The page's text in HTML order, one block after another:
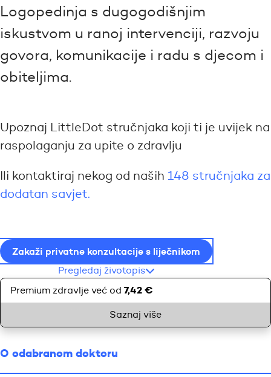
Logopedinja s dugogodišnjim
iskustvom u ranoj intervenciji, razvoju
govora, komunikacije i radu s djecom i
obiteljima.
Upoznaj LittleDot stručnjaka koji ti je uvijek na
raspolaganju za upite o zdravlju
Ili kontaktiraj nekog od naših 148 stručnjaka za
dodatan savjet.
Zakaži privatne konzultacije s liječnikom
Pregledaj životopis
Premium zdravlje već od 7,42 €
Saznaj više
O odabranom doktoru